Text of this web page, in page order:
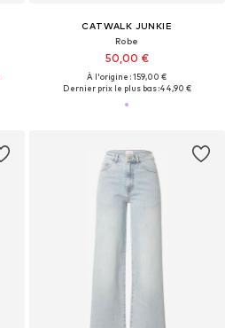
CATWALK JUNKIE
Robe
50,00 €
À l'origine : 159,00 €
Dernier prix le plus bas :44,90 €